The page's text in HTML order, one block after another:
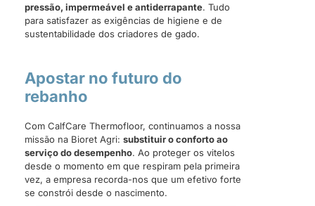
pressão, impermeável e antiderrapante. Tudo
para satisfazer as exigências de higiene e de
sustentabilidade dos criadores de gado.
Apostar no futuro do
rebanho
Com CalfCare Thermofloor, continuamos a nossa
missão na Bioret Agri: substituir o conforto ao
serviço do desempenho. Ao proteger os vitelos
desde o momento em que respiram pela primeira
vez, a empresa recorda-nos que um efetivo forte
se constrói desde o nascimento.